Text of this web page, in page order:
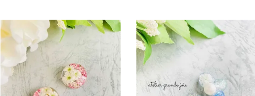
#resinlove #アクセサリー部 #ピアス
#イヤリング
部 #ピアス #イヤリング